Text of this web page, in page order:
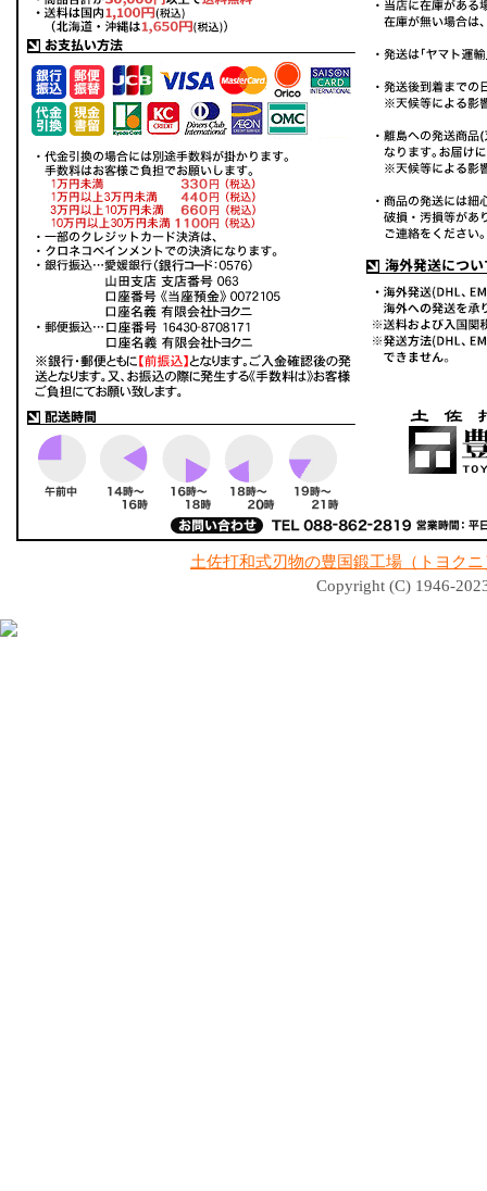
土佐打和式刃物の豊国鍛工場（トヨクニ
Copyright (C) 1946-